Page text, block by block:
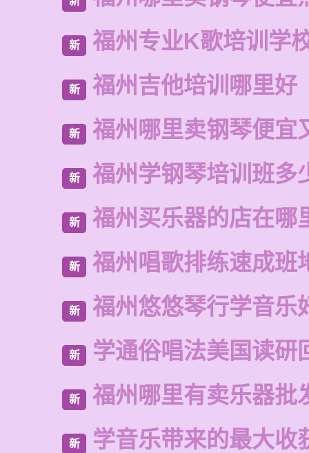
新 福州专业K歌培训学
新 福州吉他培训哪里好
新 福州哪里卖钢琴便宜
新 福州学钢琴培训班多
新 福州买乐器的店在哪
新 福州唱歌排练速成班
新 福州悠悠琴行学音乐
新 学通俗唱法美国读研
新 福州哪里有卖乐器批
新 学音乐带来的最大收